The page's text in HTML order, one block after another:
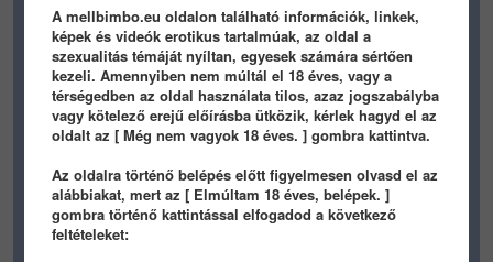
Fzj9pEEXwA8cehp
◄ vissza az előző oldalra
HD
A mellbimbo.eu oldalon található információk, linkek,
képek és videók erotikus tartalmúak, az oldal a
szexualitás témáját nyíltan, egyesek számára sértően
kezeli. Amennyiben nem múltál el 18 éves, vagy a
térségedben az oldal használata tilos, azaz jogszabályba
vagy kötelező erejű előírásba ütközik, kérlek hagyd el az
oldalt az [ Még nem vagyok 18 éves. ] gombra kattintva.
Az oldalra történő belépés előtt figyelmesen olvasd el az
alábbiakat, mert az [ Elmúltam 18 éves, belépek. ]
gombra történő kattintással elfogadod a következő
feltételeket: